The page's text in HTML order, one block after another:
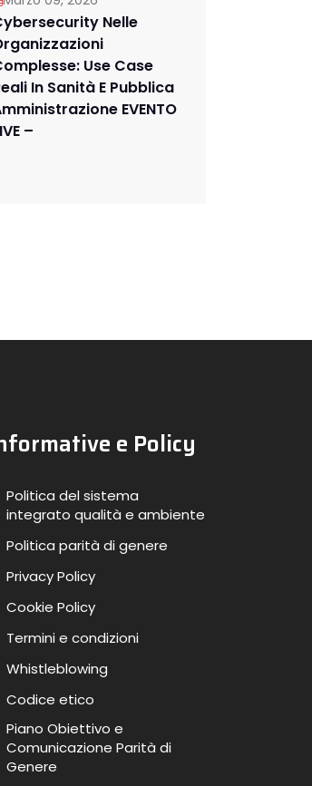
Nelle
Use Case
In Sanità E Pubblica
EVENTO
–
e Policy
Politica del sistema
integrato qualità e ambiente
Politica parità di genere
Privacy Policy
Cookie Policy
Termini e condizioni
Whistleblowing
Codice etico
Piano Obiettivo e
Comunicazione Parità di
Genere